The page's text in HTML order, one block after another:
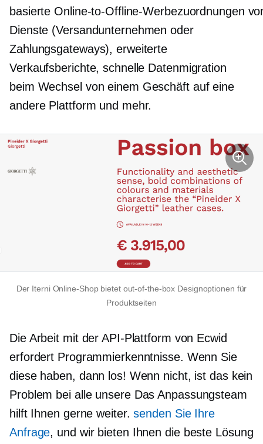
basierte Online-to-Offline-Werbezuordnungen
Dienste (Versandunternehmen oder
Zahlungsgateways), erweiterte
Verkaufsberichte, schnelle Datenmigration
beim Wechsel von einem Geschäft auf eine
andere Plattform und mehr.
Der Iterni Online-Shop bietet out-of-the-box Designoptionen für
Produktseiten
Die Arbeit mit der API-Plattform von Ecwid
erfordert Programmierkenntnisse. Wenn Sie
diese haben, dann los! Wenn nicht, ist das kein
Problem bei alle unsereDas Anpassungsteam
hilft Ihnen gerne weiter.senden Sie Ihre
Anfrage, und wir bieten Ihnen die beste Lösung